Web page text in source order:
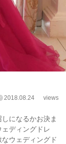
2018.08.24 views
になるかお決ま
ディングドレ
ウェディングド